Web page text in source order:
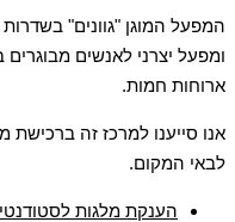
המפעל המוגן "גוונים"
ומפעל יצרני לאנשים
ארוחות חמות.
אנו סייענו למרכז זה ברכישת
לבאי המקום.
הענקת מלגות